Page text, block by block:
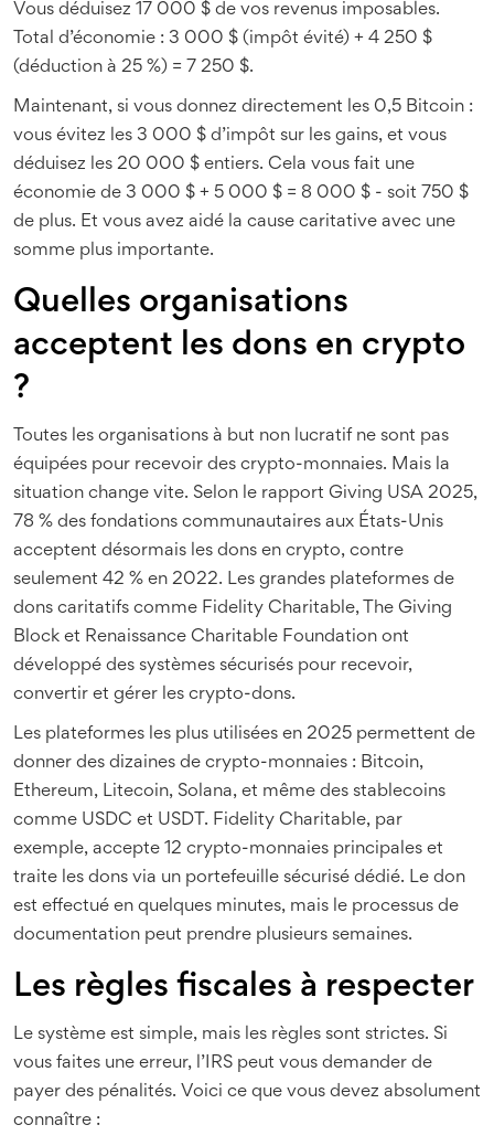
Vous déduisez 17 000 $ de vos revenus imposables.
Total d’économie : 3 000 $ (impôt évité) + 4 250 $
(déduction à 25 %) = 7 250 $.
Maintenant, si vous donnez directement les 0,5 Bitcoin :
vous évitez les 3 000 $ d’impôt sur les gains, et vous
déduisez les 20 000 $ entiers. Cela vous fait une
économie de 3 000 $ + 5 000 $ = 8 000 $ - soit 750 $
de plus. Et vous avez aidé la cause caritative avec une
somme plus importante.
Quelles organisations
acceptent les dons en crypto
?
Toutes les organisations à but non lucratif ne sont pas
équipées pour recevoir des crypto-monnaies. Mais la
situation change vite. Selon le rapport Giving USA 2025,
78 % des fondations communautaires aux États-Unis
acceptent désormais les dons en crypto, contre
seulement 42 % en 2022. Les grandes plateformes de
dons caritatifs comme Fidelity Charitable, The Giving
Block et Renaissance Charitable Foundation ont
développé des systèmes sécurisés pour recevoir,
convertir et gérer les crypto-dons.
Les plateformes les plus utilisées en 2025 permettent de
donner des dizaines de crypto-monnaies : Bitcoin,
Ethereum, Litecoin, Solana, et même des stablecoins
comme USDC et USDT. Fidelity Charitable, par
exemple, accepte 12 crypto-monnaies principales et
traite les dons via un portefeuille sécurisé dédié. Le don
est effectué en quelques minutes, mais le processus de
documentation peut prendre plusieurs semaines.
Les règles fiscales à respecter
Le système est simple, mais les règles sont strictes. Si
vous faites une erreur, l’IRS peut vous demander de
payer des pénalités. Voici ce que vous devez absolument
connaître :